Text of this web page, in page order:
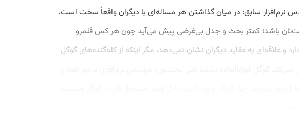
نرم‌افزار سابق: در میان گذاشتن هر مساله‌ای با دیگران واقعاً سخت است،
باشد؛ کمتر بحث و جدل بی‌غرضی پیش می‌آید چون هر کس قلمرو
و علاقه‌ای به عقاید دیگران نشان نمی‌دهد، مگر اینکه از کله‌گنده‌های گوگل